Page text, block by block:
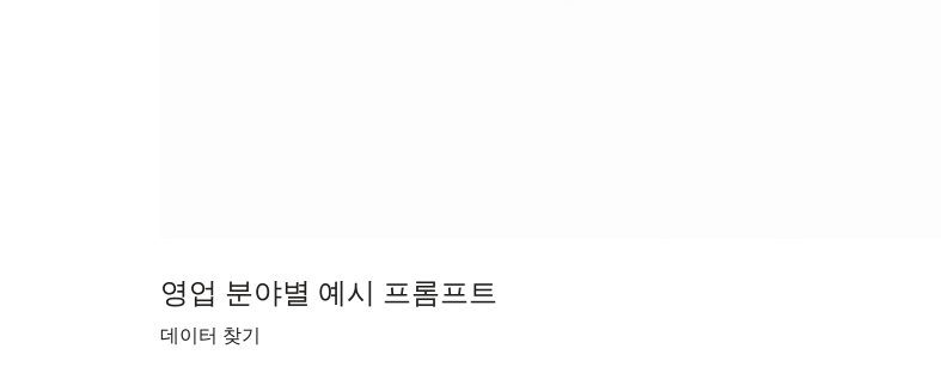
영업 분야별 예시 프롬프트
데이터 찾기